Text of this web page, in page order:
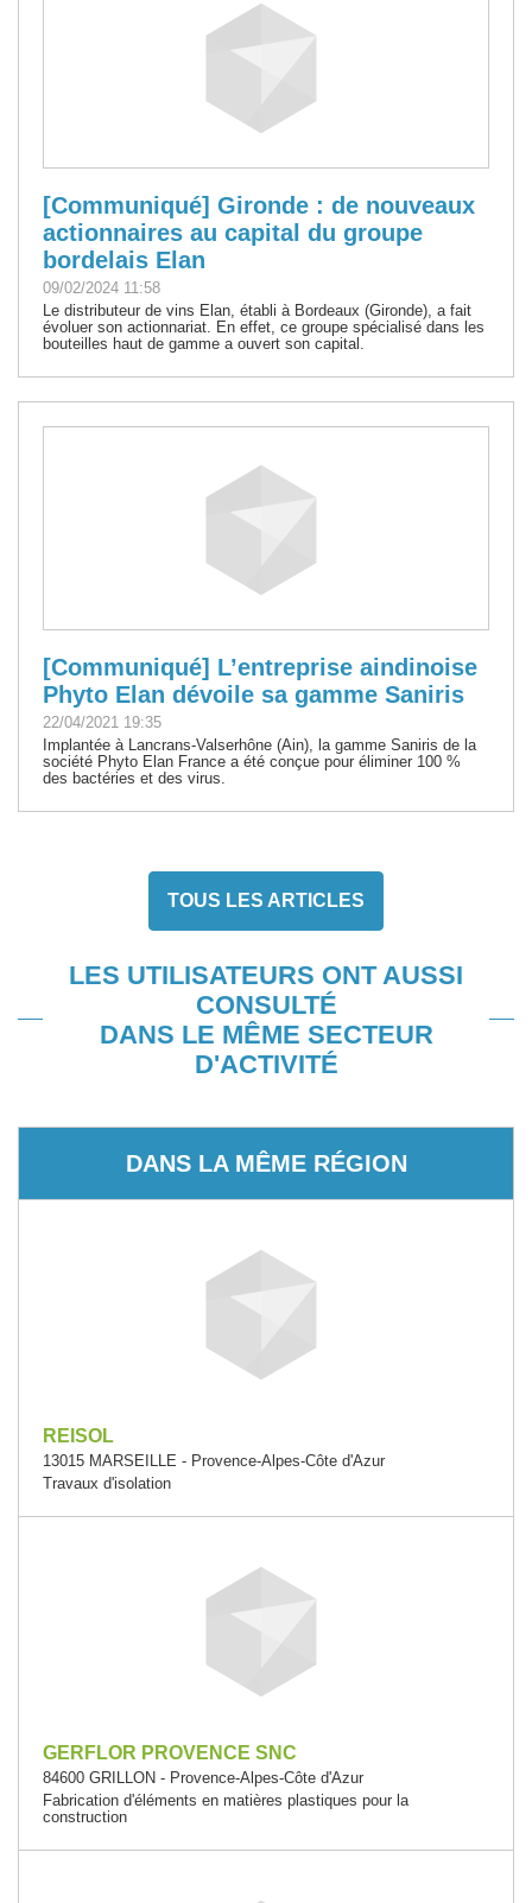
[Communiqué] Gironde : de nouveaux
actionnaires au capital du groupe
bordelais Elan
09/02/2024 11:58
Le distributeur de vins Elan, établi à Bordeaux (Gironde), a fait
évoluer son actionnariat. En effet, ce groupe spécialisé dans les
bouteilles haut de gamme a ouvert son capital.
[Communiqué] L’entreprise aindinoise
Phyto Elan dévoile sa gamme Saniris
22/04/2021 19:35
Implantée à Lancrans-Valserhône (Ain), la gamme Saniris de la
société Phyto Elan France a été conçue pour éliminer 100 %
des bactéries et des virus.
TOUS LES ARTICLES
LES UTILISATEURS ONT AUSSI
CONSULTÉ
DANS LE MÊME SECTEUR
D'ACTIVITÉ
DANS LA MÊME RÉGION
REISOL
13015 MARSEILLE - Provence-Alpes-Côte d'Azur
Travaux d'isolation
GERFLOR PROVENCE SNC
84600 GRILLON - Provence-Alpes-Côte d'Azur
Fabrication d'éléments en matières plastiques pour la
construction